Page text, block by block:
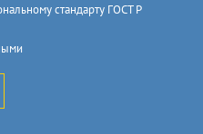
стандарту ГОСТ Р